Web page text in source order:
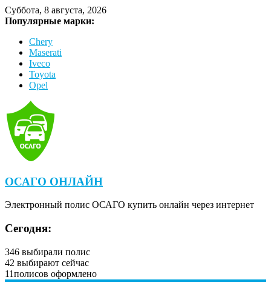
Суббота, 8 августа, 2026
Популярные марки:
Chery
Maserati
Iveco
Toyota
Opel
ОСАГО ОНЛАЙН
Электронный полис ОСАГО купить онлайн через интернет
Сегодня:
346 выбирали полис
42 выбирают сейчас
11полисов оформлено